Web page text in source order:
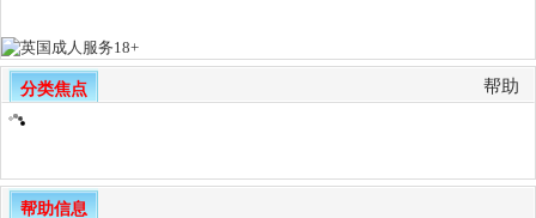
分类焦点 帮助
帮助信息